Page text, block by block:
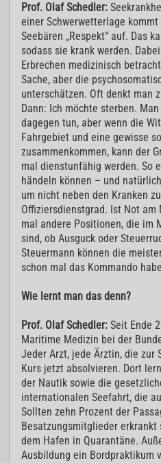
Prof. Olaf Schedler:
einer Schwerwetterlage
Seebären „Respekt“ auf. Das
sodass sie krank werden.
Erbrechen medizinisch
Sache, aber die
unterschätzen. Oft denkt man
Dann: Ich möchte sterben.
dagegen tun, aber wenn die
Fahrgebiet und eine gewisse
zusammenkommen, kann der
mal dienstunfähig werden. So
händeln können – und
um nicht neben den Kranken
Offiziersdienstgrad. Ist Not am
mal andere Positionen, die im
sind, ob Ausguck oder
Steuermann können die
schon mal das Kommando
Wie lernt man das denn?
Prof. Olaf Schedler: Seit Ende
Maritime Medizin bei der
Jeder Arzt, jede Ärztin, die zur
Kurs jetzt absolvieren. Dort
der Nautik sowie die
internationalen Seefahrt, die
Sollten zehn Prozent der
Besatzungsmitglieder
dem Hafen in Quarantäne.
Ausbildung ein Bordpraktikum